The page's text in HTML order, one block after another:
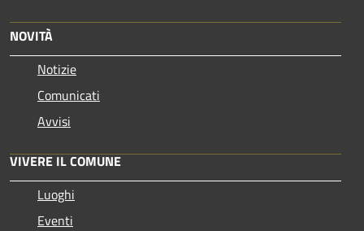
NOVITÀ
Notizie
Comunicati
Avvisi
VIVERE IL COMUNE
Luoghi
Eventi